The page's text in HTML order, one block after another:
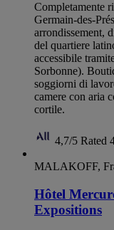
Completamente
Germain-des-
arrondissement,
del quartiere
accessibile
Sorbonne).
soggiorni di
camere con aria
cortile.
4,7/5 Rated
MALAKOFF,
Hôtel
Expositions